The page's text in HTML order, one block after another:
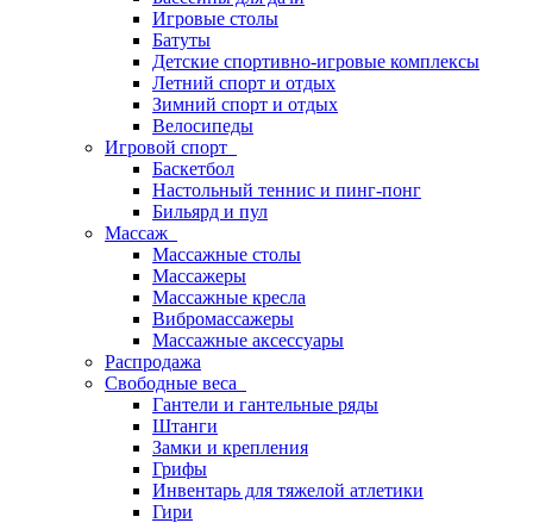
Игровые столы
Батуты
Детские спортивно-игровые комплексы
Летний спорт и отдых
Зимний спорт и отдых
Велосипеды
Игровой спорт
Баскетбол
Настольный теннис и пинг-понг
Бильярд и пул
Массаж
Массажные столы
Массажеры
Массажные кресла
Вибромассажеры
Массажные аксессуары
Распродажа
Свободные веса
Гантели и гантельные ряды
Штанги
Замки и крепления
Грифы
Инвентарь для тяжелой атлетики
Гири